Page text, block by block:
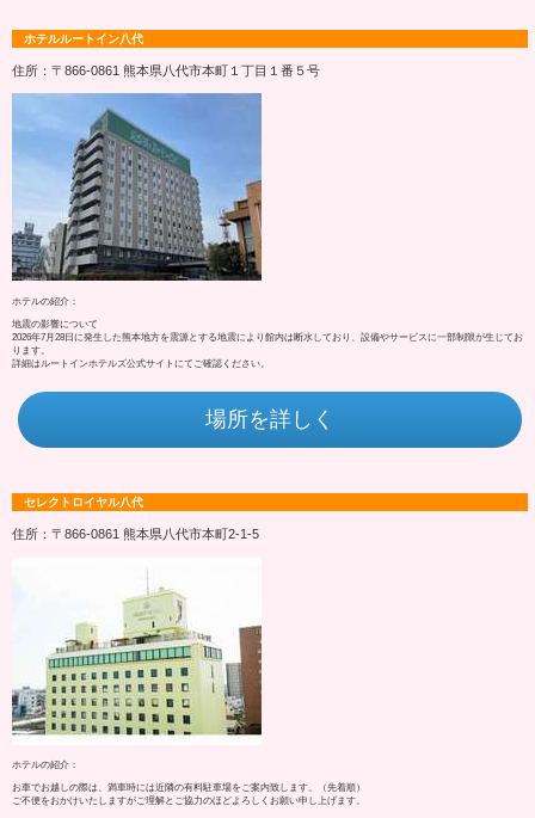
ホテルルートイン八代
住所：〒866-0861 熊本県八代市本町１丁目１番５号
ホテルの紹介：
地震の影響について
2026年7月28日に発生した熊本地方を震源とする地震により館内は断水しており、設備やサービスに一部制限が生じてお
ります。
詳細はルートインホテルズ公式サイトにてご確認ください。
場所を詳しく
セレクトロイヤル八代
住所：〒866-0861 熊本県八代市本町2-1-5
ホテルの紹介：
お車でお越しの際は、満車時には近隣の有料駐車場をご案内致します。（先着順）
ご不便をおかけいたしますがご理解とご協力のほどよろしくお願い申し上げます。